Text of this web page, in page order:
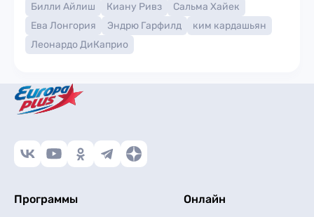
Билли Айлиш
Киану Ривз
Сальма Хайек
Ева Лонгория
Эндрю Гарфилд
ким кардашьян
Леонардо ДиКаприо
Программы Онлайн